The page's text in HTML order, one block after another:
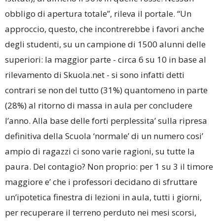
obbligo di apertura totale”, rileva il portale. “Un
approccio, questo, che incontrerebbe i favori anche
degli studenti, su un campione di 1500 alunni delle
superiori: la maggior parte - circa 6 su 10 in base al
rilevamento di Skuola.net - si sono infatti detti
contrari se non del tutto (31%) quantomeno in parte
(28%) al ritorno di massa in aula per concludere
l’anno. Alla base delle forti perplessita’ sulla ripresa
definitiva della Scuola ‘normale’ di un numero cosi’
ampio di ragazzi ci sono varie ragioni, su tutte la
paura. Del contagio? Non proprio: per 1 su 3 il timore
maggiore e’ che i professori decidano di sfruttare
un’ipotetica finestra di lezioni in aula, tutti i giorni,
per recuperare il terreno perduto nei mesi scorsi,